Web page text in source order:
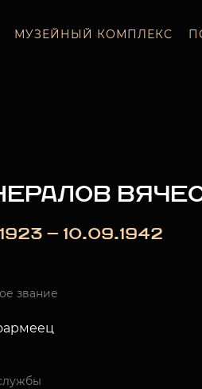
МУЗЕЙНЫЙ КОМПЛЕКС
— 10.09.1942
звание